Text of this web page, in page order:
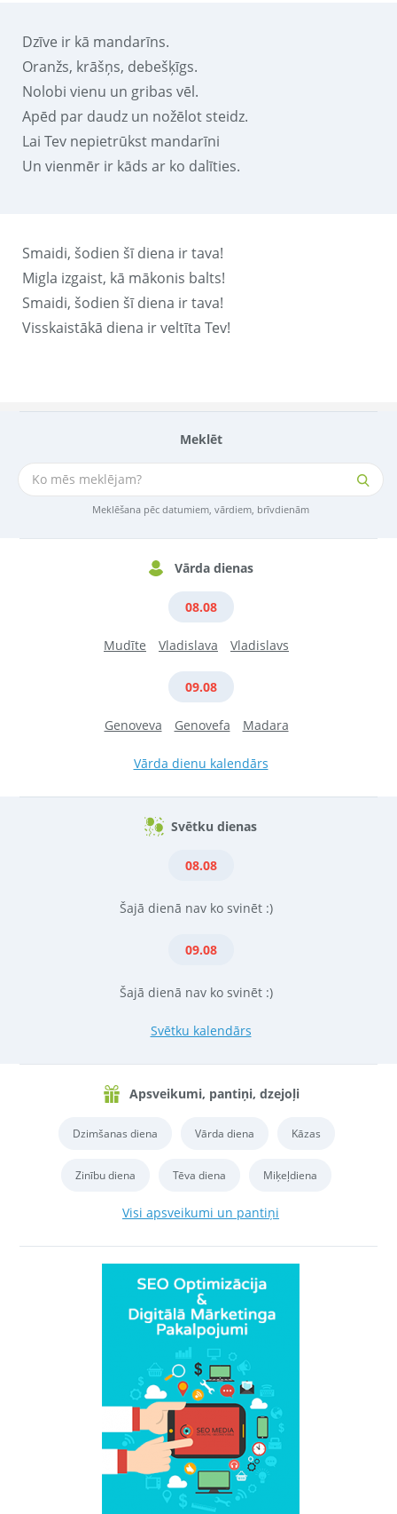
Meklēt
Meklēšana pēc datumiem, vārdiem, brīvdienām
Vārda dienas
08.08
Mudīte Vladislava Vladislavs
09.08
Genoveva Genovefa Madara
Vārda dienu kalendārs
Svētku dienas
08.08
Šajā dienā nav ko svinēt :)
09.08
Šajā dienā nav ko svinēt :)
Svētku kalendārs
Apsveikumi, pantiņi, dzejoļi
Dzimšanas diena Vārda diena Kāzas
Zinību diena Tēva diena Miķeļdiena
Visi apsveikumi un pantiņi
Dzīve ir kā mandarīns.
Oranžs, krāšņs, debešķīgs.
Nolobi vienu un gribas vēl.
Apēd par daudz un nožēlot steidz.
Lai Tev nepietrūkst mandarīni
Un vienmēr ir kāds ar ko dalīties.
Smaidi, šodien šī diena ir tava!
Migla izgaist, kā mākonis balts!
Smaidi, šodien šī diena ir tava!
Visskaistākā diena ir veltīta Tev!